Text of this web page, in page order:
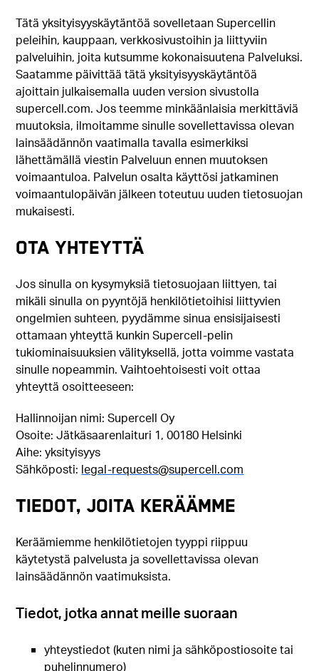
Tätä yksityisyyskäytäntöä sovelletaan Supercellin
peleihin, kauppaan, verkkosivustoihin ja liittyviin
palveluihin, joita kutsumme kokonaisuutena Palveluksi.
Saatamme päivittää tätä yksityisyyskäytäntöä
ajoittain julkaisemalla uuden version sivustolla
supercell.com. Jos teemme minkäänlaisia merkittäviä
muutoksia, ilmoitamme sinulle sovellettavissa olevan
lainsäädännön vaatimalla tavalla esimerkiksi
lähettämällä viestin Palveluun ennen muutoksen
voimaantuloa. Palvelun osalta käyttösi jatkaminen
voimaantulopäivän jälkeen toteutuu uuden tietosuojan
mukaisesti.
OTA YHTEYTTÄ
Jos sinulla on kysymyksiä tietosuojaan liittyen, tai
mikäli sinulla on pyyntöjä henkilötietoihisi liittyvien
ongelmien suhteen, pyydämme sinua ensisijaisesti
ottamaan yhteyttä kunkin Supercell-pelin
tukiominaisuuksien välityksellä, jotta voimme vastata
sinulle nopeammin. Vaihtoehtoisesti voit ottaa
yhteyttä osoitteeseen:
Hallinnoijan nimi: Supercell Oy
Osoite: Jätkäsaarenlaituri 1, 00180 Helsinki
Aihe: yksityisyys
Sähköposti: legal-requests@supercell.com
TIEDOT, JOITA KERÄÄMME
Keräämiemme henkilötietojen tyyppi riippuu
käytetystä palvelusta ja sovellettavissa olevan
lainsäädännön vaatimuksista.
Tiedot, jotka annat meille suoraan
yhteystiedot (kuten nimi ja sähköpostiosoite tai
puhelinnumero)